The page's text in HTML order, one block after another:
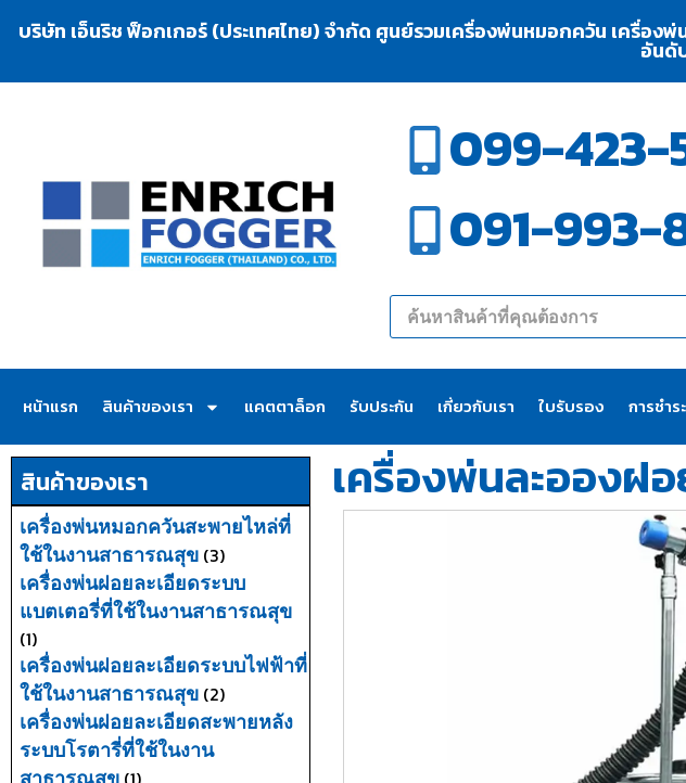
บริษัท เอ็นริช ฟ็อกเกอร์ (ประเทศไทย) จำกัด ศูนย์รวมเครื่องพ่นหมอกควัน เครื่อง
อันดั
099-423-
091-993-
หน้าแรก สินค้าของเรา แคตตาล็อก รับประกัน เกี่ยวกับเรา ใบรับรอง การชำร
สินค้าของเรา
เครื่องพ่นหมอกควันสะพายไหล่ที่
ใช้ในงานสาธารณสุข (3)
เครื่องพ่นฝอยละเอียดระบบ
แบตเตอรี่ที่ใช้ในงานสาธารณสุข
(1)
เครื่องพ่นฝอยละเอียดระบบไฟฟ้าที่
ใช้ในงานสาธารณสุข (2)
เครื่องพ่นฝอยละเอียดสะพายหลัง
ระบบโรตารี่ที่ใช้ในงาน
สาธารณสุข
เครื่องพ่นละอองฝอ